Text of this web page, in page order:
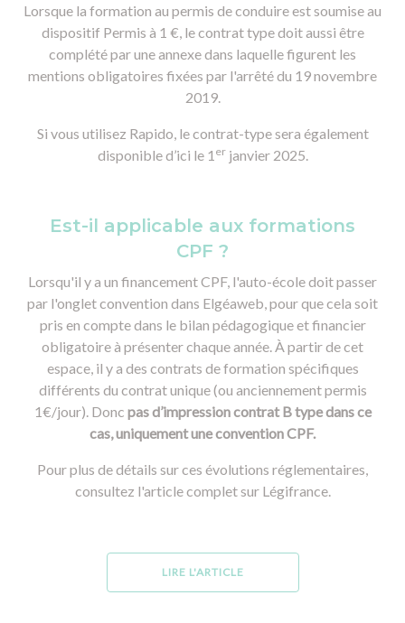
Lorsque la formation au permis de conduire est soumise au
dispositif Permis à 1 €, le contrat type doit aussi être
complété par une annexe dans laquelle figurent les
mentions obligatoires fixées par l'arrêté du 19 novembre
2019.
Si vous utilisez Rapido, le contrat-type sera également
disponible d’ici le 1 erjanvier 2025.
Est-il applicable aux formations
CPF ?
Lorsqu'il y a un financement CPF, l'auto-école doit passer
par l'onglet convention dans Elgéaweb, pour que cela soit
pris en compte dans le bilan pédagogique et financier
obligatoire à présenter chaque année. À partir de cet
espace, il y a des contrats de formation spécifiques
différents du contrat unique (ou anciennement permis
1€/jour). Donc pas d’impression contrat B type dans ce
cas, uniquement une convention CPF.
Pour plus de détails sur ces évolutions réglementaires,
consultez l'article complet sur Légifrance.
LIRE L'ARTICLE